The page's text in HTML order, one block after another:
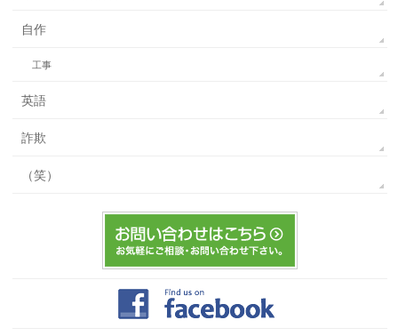
自作
工事
英語
詐欺
（笑）